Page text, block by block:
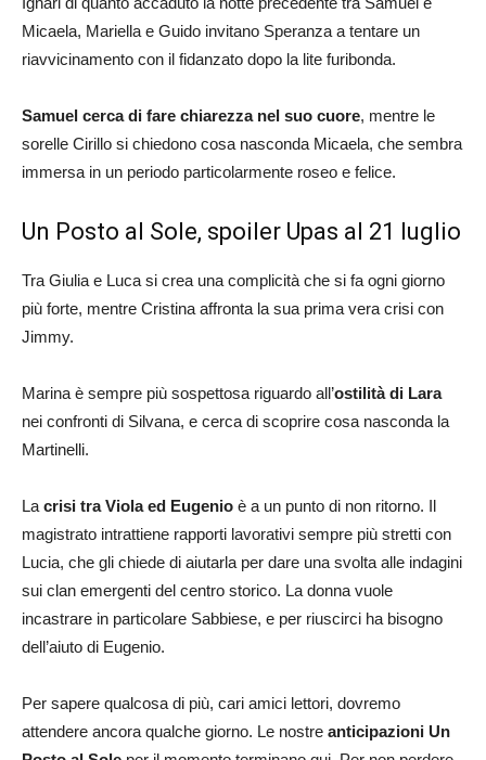
Micaela, Mariella e Guido invitano Speranza a tentare un
riavvicinamento con il fidanzato dopo la lite furibonda.
Samuel cerca di fare chiarezza nel suo cuore, mentre le
sorelle Cirillo si chiedono cosa nasconda Micaela, che sembra
immersa in un periodo particolarmente roseo e felice.
Un Posto al Sole, spoiler Upas al 21 luglio
Tra Giulia e Luca si crea una complicità che si fa ogni giorno
più forte, mentre Cristina affronta la sua prima vera crisi con
Jimmy.
Marina è sempre più sospettosa riguardo all’ostilità di Lara
nei confronti di Silvana, e cerca di scoprire cosa nasconda la
Martinelli.
La crisi tra Viola ed Eugenio è a un punto di non ritorno. Il
magistrato intrattiene rapporti lavorativi sempre più stretti con
Lucia, che gli chiede di aiutarla per dare una svolta alle indagini
sui clan emergenti del centro storico. La donna vuole
incastrare in particolare Sabbiese, e per riuscirci ha bisogno
dell’aiuto di Eugenio.
Per sapere qualcosa di più, cari amici lettori, dovremo
attendere ancora qualche giorno. Le nostre anticipazioni Un